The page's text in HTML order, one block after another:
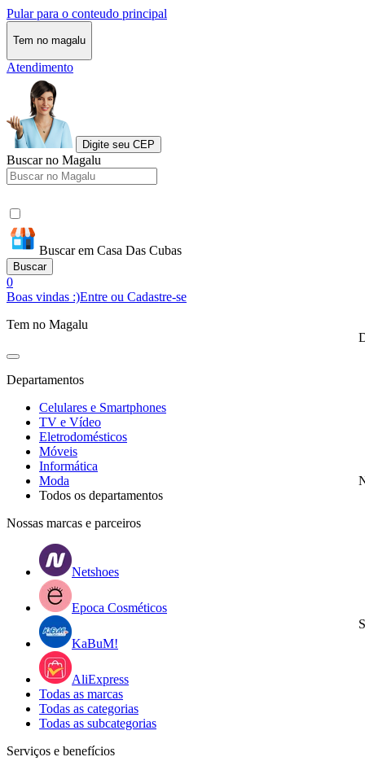
Pular para o conteudo principal
Tem no magalu
Atendimento
Digite seu CEP
Buscar no Magalu
Buscar em Casa Das Cubas
Buscar
0
Boas vindas :)Entre ou Cadastre-se
Tem no Magalu
Departamentos
Celulares e Smartphones
TV e Vídeo
Eletrodomésticos
Móveis
Informática
Moda
Todos os departamentos
Nossas marcas e parceiros
Netshoes
Epoca Cosméticos
KaBuM!
AliExpress
Todas as marcas
Todas as categorias
Todas as subcategorias
Serviços e benefícios